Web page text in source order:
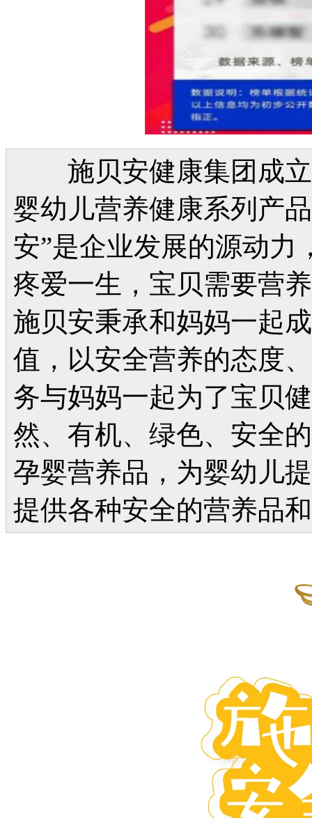
施贝安健康集团成立
婴幼儿营养健康系列产
安”是企业发展的源动力
疼爱一生，宝贝需要营
施贝安秉承和妈妈一起
值，以安全营养的态度
务与妈妈一起为了宝贝
然、有机、绿色、安全
孕婴营养品，为婴幼儿
提供各种安全的营养品